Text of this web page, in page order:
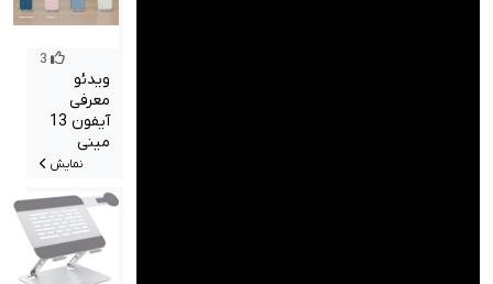
3
ویدئو
معرفی
آیفون 13
مینی
نمایش